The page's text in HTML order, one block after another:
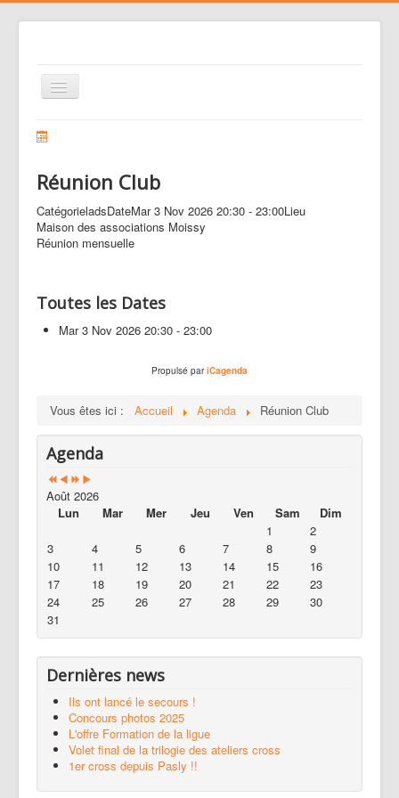
Basculer
la
Nos activités
Gestion des risques
Liens
Contacts
Réunion Club
CatégorieladsDateMar 3 Nov 2026 20:30 - 23:00Lieu
Maison des associations Moissy
Réunion mensuelle
Toutes les Dates
Mar 3 Nov 2026 20:30 - 23:00
Propulsé pariCagenda
Vous êtes ici : Accueil Agenda Réunion Club
Agenda
Août 2026
Lun
Mar Mer Jeu Ven Sam
Dim
1
2
3
4 5 6 7 8
9
10
11 12 13 14 15
16
17
18 19 20 21 22
23
24
25 26 27 28 29
30
31
Dernières news
Ils ont lancé le secours !
Concours photos 2025
L'offre Formation de la ligue
Volet final de la trilogie des ateliers cross
1er cross depuis Pasly !!